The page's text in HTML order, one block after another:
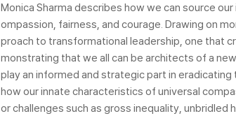
Monica Sharma describes how we can source
ompassion, fairness, and courage. Drawing on
proach to transformational leadership, one that
monstrating that we all can be architects of a
play an informed and strategic part in
how our innate characteristics of universal
or challenges such as gross inequality,